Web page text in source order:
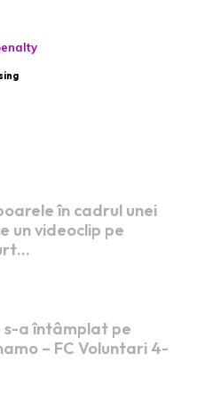
în cadrul unei
un videoclip pe
s-a întâmplat pe
– FC Voluntari 4-